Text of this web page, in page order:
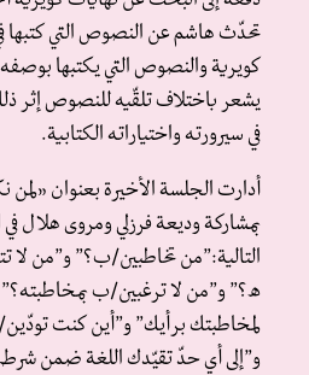
تحدّث هاشم عن النصوص التي كتبها
كويرية والنصوص التي يكتبها
يشعر باختلاف تلقّيه للنصوص إثر
في سيرورته واختياراته الكتابية.
أدارت الجلسة الأخيرة بعنوان
بمشاركة وديعة فرزلي ومروى هلال
التالية:”من تخاطبين/ب؟” و”من
ه؟” و”من لا ترغبين/ب
لمخاطبتك برأيك” و”أين كنت
و”إلى أي حدّ تقيّدك اللغة ضمن